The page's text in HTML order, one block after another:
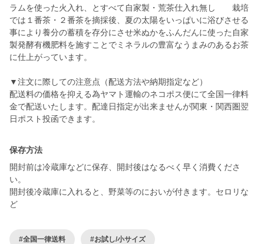
ラムを使った火入れ、とすべて自家製・荒茶仕入れ無し 栽培
では１番茶・２番茶を摘採後、夏の太陽をいっぱいに浴びさせる
事により養分の蓄積を存分にさせ米ぬかをふんだんに使った自家
製発酵有機肥料を施すことでミネラルの豊富なうまみのあるお茶
に仕上がっています。
▼注文に際しての注意点（配送方法や納期指定など）
配送料の価格を抑える為ヤマト運輸のネコポス便にて全国一律料
金で配送いたします。配達日指定が出来ませんが関東・関西圏翌
保存方法
開封前は冷蔵庫などに保存、開封後はなるべく早く消費くださ
い。
開封後冷蔵庫に入れると、野菜等のにおいが付きます。セロリな
ど
#全国一律送料 #お試し/小サイズ